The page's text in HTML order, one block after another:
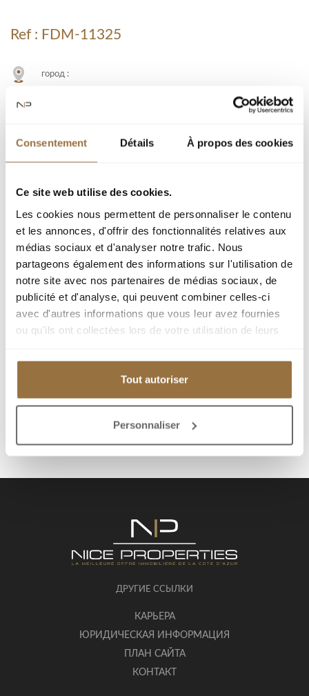
Consentement Détails À propos des cookies
Ce site web utilise des cookies.
Les cookies nous permettent de personnaliser le contenu
et les annonces, d'offrir des fonctionnalités relatives aux
médias sociaux et d'analyser notre trafic. Nous
partageons également des informations sur l'utilisation de
notre site avec nos partenaires de médias sociaux, de
publicité et d'analyse, qui peuvent combiner celles-ci
avec d'autres informations que vous leur avez fournies
ou qu'ils ont collectées lors de votre utilisation de leurs
Tout autoriser
Personnaliser
Ref : FDM-11325
город :
Комната : 10
Спальня : 4
Добавить к подборке
Распечатать страницу
ДРУГИЕ ССЫЛКИ
КАРЬЕРА
ЮРИДИЧЕСКАЯ ИНФОРМАЦИЯ
ПЛАН САЙТА
КОНТАКТ